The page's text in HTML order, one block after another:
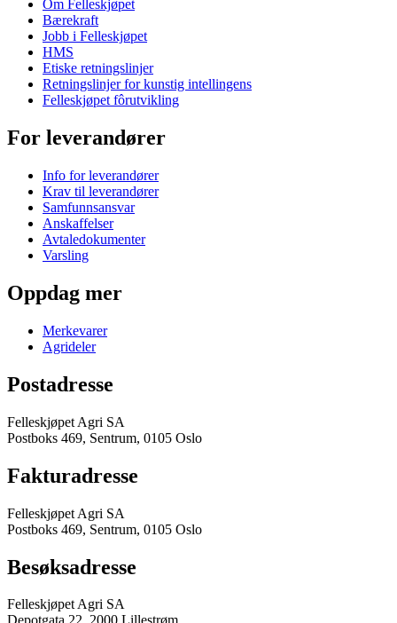
Om Felleskjøpet
Bærekraft
Jobb i Felleskjøpet
HMS
Etiske retningslinjer
Retningslinjer for kunstig intellingens
Felleskjøpet fôrutvikling
For leverandører
Info for leverandører
Krav til leverandører
Samfunnsansvar
Anskaffelser
Avtaledokumenter
Varsling
Oppdag mer
Merkevarer
Agrideler
Postadresse
Felleskjøpet Agri SA
Postboks 469, Sentrum, 0105 Oslo
Fakturadresse
Felleskjøpet Agri SA
Postboks 469, Sentrum, 0105 Oslo
Besøksadresse
Felleskjøpet Agri SA